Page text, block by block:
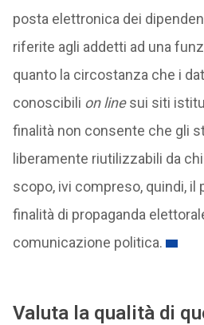
posta elettronica dei
riferite agli addetti ad una
quanto la circostanza che i
conoscibili on linesui siti
finalità non consente che gli
liberamente riutilizzabili da
scopo, ivi compreso, quindi, il
finalità di propaganda
comunicazione politica.
Valuta la qualità di